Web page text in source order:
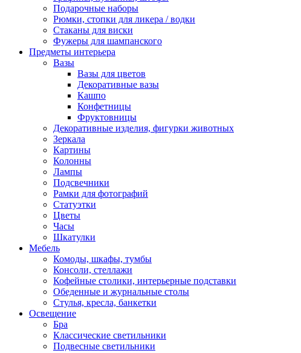
Подарочные наборы
Рюмки, стопки для ликера / водки
Стаканы для виски
Фужеры для шампанского
Предметы интерьера
Вазы
Вазы для цветов
Декоративные вазы
Кашпо
Конфетницы
Фруктовницы
Декоративные изделия, фигурки животных
Зеркала
Картины
Колонны
Лампы
Подсвечники
Рамки для фотографий
Статуэтки
Цветы
Часы
Шкатулки
Мебель
Комоды, шкафы, тумбы
Консоли, стеллажи
Кофейные столики, интерьерные подставки
Обеденные и журнальные столы
Стулья, кресла, банкетки
Освещение
Бра
Классические светильники
Подвесные светильники